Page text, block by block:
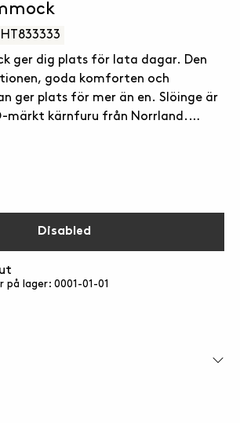
HT833333
ger dig plats för lata dagar. Den
goda komforten och
ger plats för mer än en. Slöinge är
märkt kärnfuru från Norrland.
separat.
Disabled
på lager: 0001-01-01